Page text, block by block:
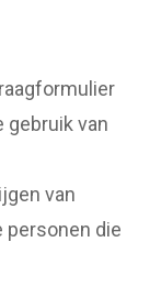
van
van
personen die